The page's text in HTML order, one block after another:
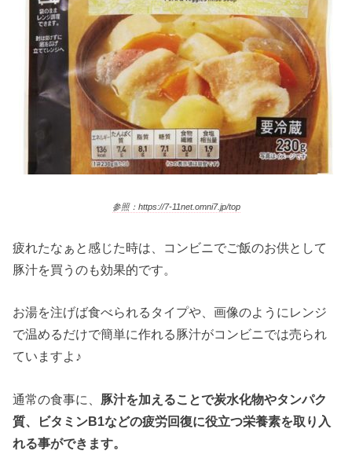
参照：https://7-11net.omni7.jp/top
疲れたなぁと感じた時は、コンビニでご飯のお供として
豚汁を買うのも効果的です。
お湯を注げば食べられるタイプや、画像のようにレンジ
で温めるだけで簡単に作れる豚汁がコンビニでは売られ
ていますよ♪
通常の食事に、 豚汁を加えることで炭水化物やタンパク
質、ビタミンB1などの疲労回復に役立つ栄養素を取り入
れる事ができます。